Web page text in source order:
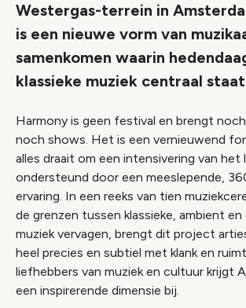
Westergas-terrein in
is een nieuwe vorm van
samenkomen waarin
klassieke muziek centraal
Harmony is geen festival en brengt
noch shows. Het is een vernieuwend
alles draait om een intensivering van het
ondersteund door een meeslepende,
ervaring. In een reeks van tien
de grenzen tussen klassieke, ambient
muziek vervagen, brengt dit project
heel precies en subtiel met klank en
liefhebbers van muziek en cultuur krijgt
een inspirerende dimensie bij.